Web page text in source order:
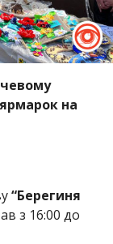
на
“Берегиня
з 16:00 до